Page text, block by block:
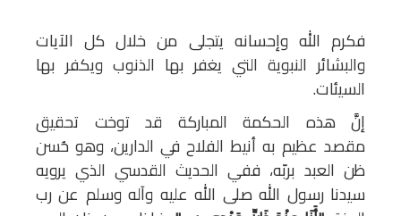
فكرم الله وإحسانه يتجلى من خلال كل الآيات
والبشائر النبوية التي يغفر بها الذنوب ويكفر بها
السيئات.
إنَّ هذه الحكمة المباركة قد توخت تحقيق
مقصد عظيم به أنيط الفلاح في الدارين، وهو حُسن
ظن العبد بربّه، ففي الحديث القدسي الذي يرويه
سيدنا رسول الله صلى الله عليه وآله وسلم عن رب